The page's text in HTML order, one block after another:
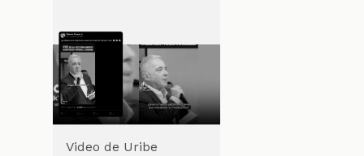
Video de Uribe